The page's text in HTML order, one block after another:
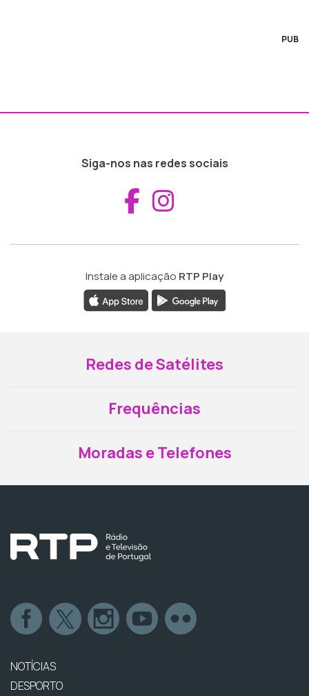
PUB
Siga-nos nas redes sociais
Aceder ao
Instale a aplicação RTP Play
Redes de Satélites
Frequências
Moradas e Telefones
NOTÍCIAS
DESPORTO